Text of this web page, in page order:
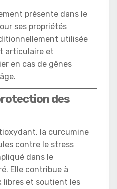
présente dans le
ses propriétés
utilisée
articulaire et
en cas de gênes
des
la curcumine
contre le stress
dans le
Elle contribue à
libres et soutient les